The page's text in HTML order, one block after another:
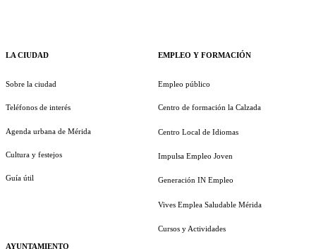
LA CIUDAD
Sobre la ciudad
Teléfonos de interés
Agenda urbana de Mérida
Cultura y festejos
Guía útil
AYUNTAMIENTO
EMPLEO Y FORMACIÓN
Empleo público
Centro de formación la Calzada
Centro Local de Idiomas
Impulsa Empleo Joven
Generación IN Empleo
Vives Emplea Saludable Mérida
Cursos y Actividades